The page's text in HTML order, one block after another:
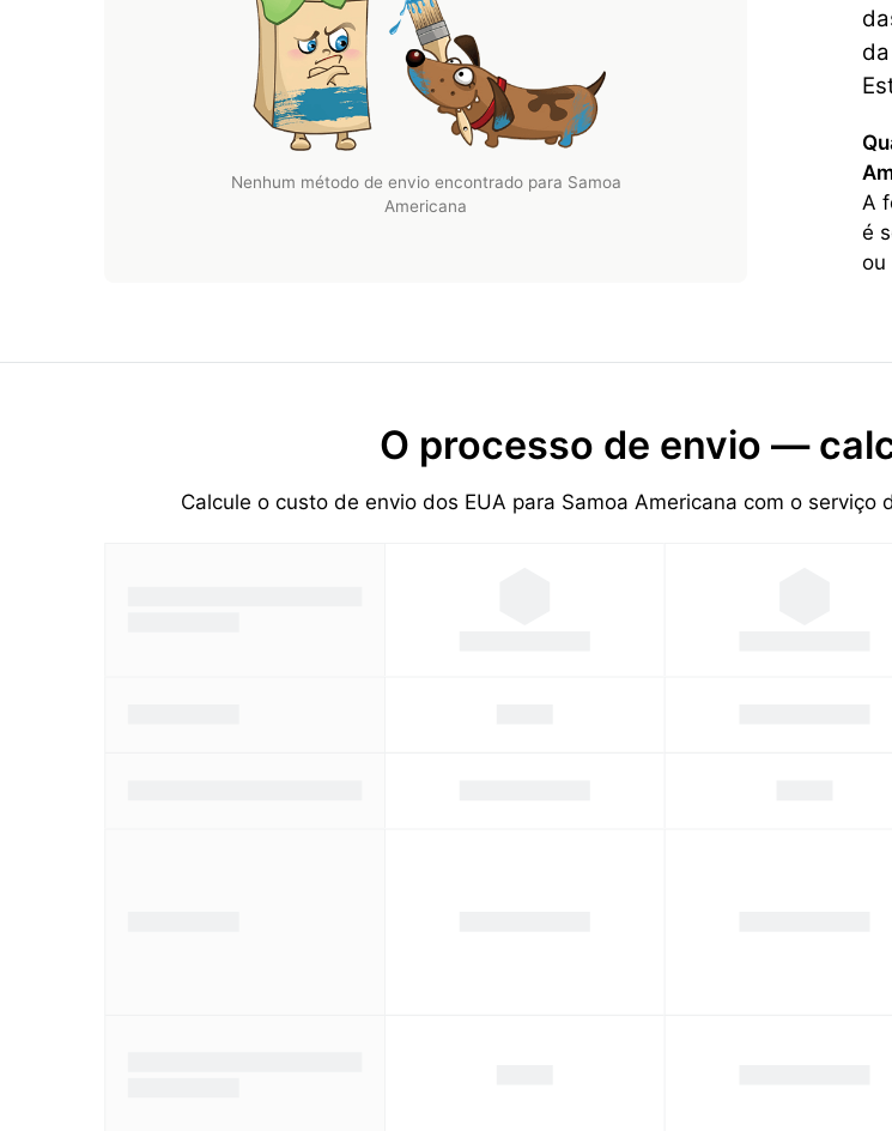
A
é
ou
Nenhum método de envio encontrado para Samoa
Americana
O processo de envio —
Calcule o custo de envio dos EUA para Samoa Americana com o